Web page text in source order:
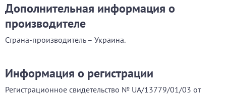
Дополнительная информация о
производителе
Страна-производитель – Украина.
Информация о регистрации
Регистрационное свидетельство № UA/13779/01/03 от